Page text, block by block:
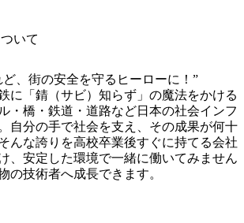
いて
、街の安全を守るヒーローに！”
に「錆（サビ）知らず」の魔法をかける
・橋・鉄道・道路など日本の社会インフ
自分の手で社会を支え、その成果が何十
な誇りを高校卒業後すぐに持てる会社
、安定した環境で一緒に働いてみません
の技術者へ成長できます。